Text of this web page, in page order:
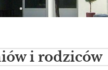
i rodziców